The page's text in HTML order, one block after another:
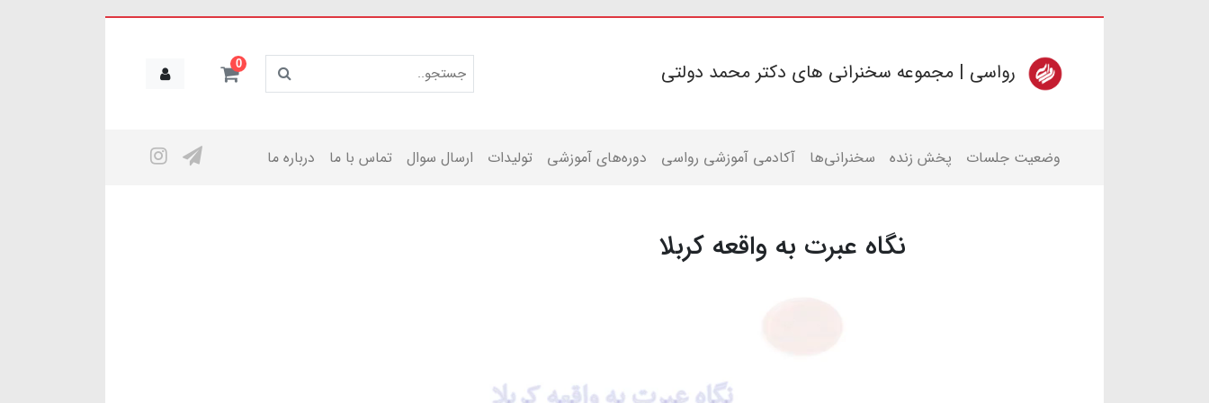
رواسی | مجموعه سخنرانی های دکتر محمد دولتی 0
وضعیت جلسات پخش زنده سخنرانی‌ها آکادمی آموزشی رواسی دوره‌های آموزشی تولیدات ارسال سوال تماس با ما درباره ما
نگاه عبرت به واقعه کربلا